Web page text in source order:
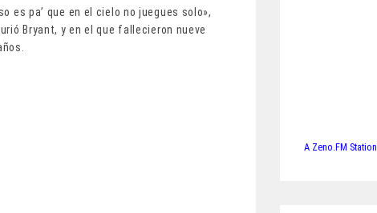
es pa’ que en el cielo no juegues solo»,
Bryant, y en el que fallecieron nueve
A Zeno.FM Station